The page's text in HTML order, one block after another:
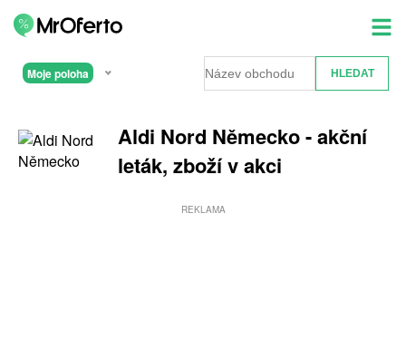
Moje poloha
Aldi Nord Německo - akční
leták, zboží v akci
REKLAMA